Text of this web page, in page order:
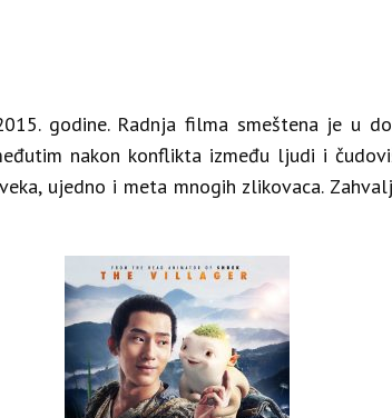
godine. Radnja filma smeštena je u
nakon konflikta između ljudi i
ujedno i meta mnogih zlikovaca.